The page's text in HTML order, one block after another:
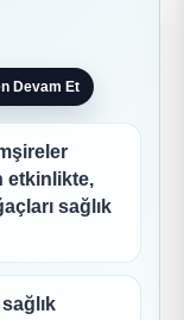
Devam Et
etkinlikte,
sağlık